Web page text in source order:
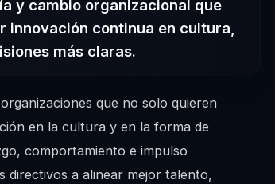
y cambio organizacional que
continua en cultura,
más claras.
que no solo quieren
en la cultura y en la forma de
comportamiento e impulso
directivos a alinear mejor talento,